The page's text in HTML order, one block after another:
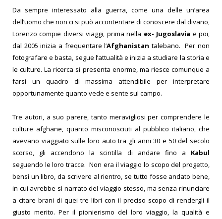
Da sempre interessato alla guerra, come una delle un’area
dell’uomo che non ci si può accontentare di conoscere dal divano,
Lorenzo compie diversi viaggi, prima nella ex- Jugoslavia e poi,
dal 2005 inizia a frequentare l’Afghanistan talebano.Per non
fotografare e basta, segue l’attualità e inizia a studiare la storia e
le culture.La ricerca si presenta enorme, ma riesce comunque a
farsi un quadro di massima attendibileper interpretare
opportunamente quanto vede e sente sul campo.
Tre autori, a suo parere, tanto meravigliosi per comprendere le
culture afghane, quanto misconosciuti al pubblico italiano, che
avevano viaggiato sulle loro auto tra gli anni 30 e 50 del secolo
scorso, gli accendono la scintilla di andare fino a Kabul
seguendo le loro tracce.Non era il viaggio lo scopo del progetto,
bensì un libro, da scrivere al rientro, se tutto fosse andato bene,
in cui avrebbe sì narrato del viaggio stesso, ma senza rinunciare
a citare brani di quei tre libri con il preciso scopo di rendergli il
giusto merito. Per il pionierismo del loro viaggio, la qualità e